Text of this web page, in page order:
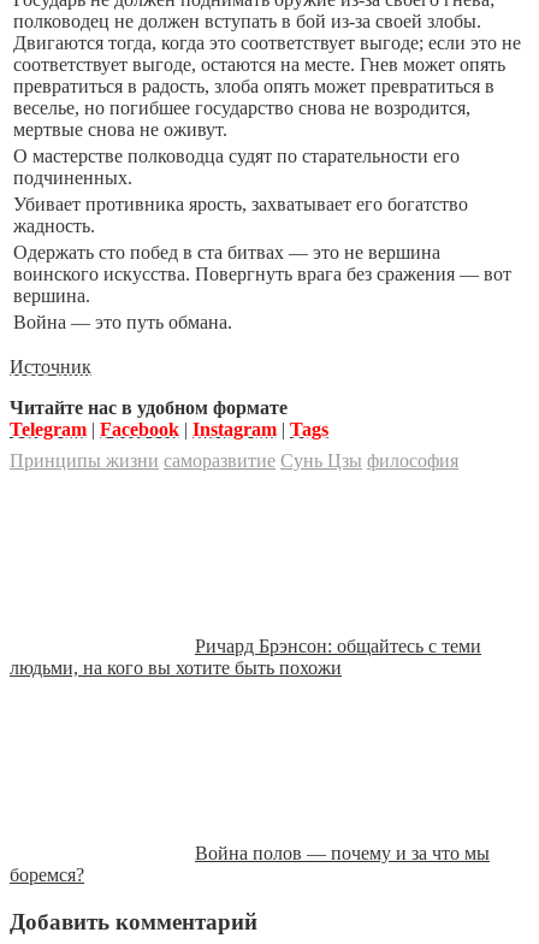
полководец не должен вступать в бой из-за своей злобы.
Двигаются тогда, когда это соответствует выгоде; если это не
соответствует выгоде, остаются на месте. Гнев может опять
превратиться в радость, злоба опять может превратиться в
веселье, но погибшее государство снова не возродится,
мертвые снова не оживут.
О мастерстве полководца судят по старательности его
подчиненных.
Убивает противника ярость, захватывает его богатство
жадность.
Одержать сто побед в ста битвах — это не вершина
воинского искусства. Повергнуть врага без сражения — вот
вершина.
Война — это путь обмана.
Источник
Читайте нас в удобном формате
Telegram | Facebook | Instagram | Tags
Принципы жизни саморазвитие Сунь Цзы философия
Ричард Брэнсон: общайтесь с теми
людьми, на кого вы хотите быть похожи
Война полов — почему и за что мы
боремся?
Добавить комментарий